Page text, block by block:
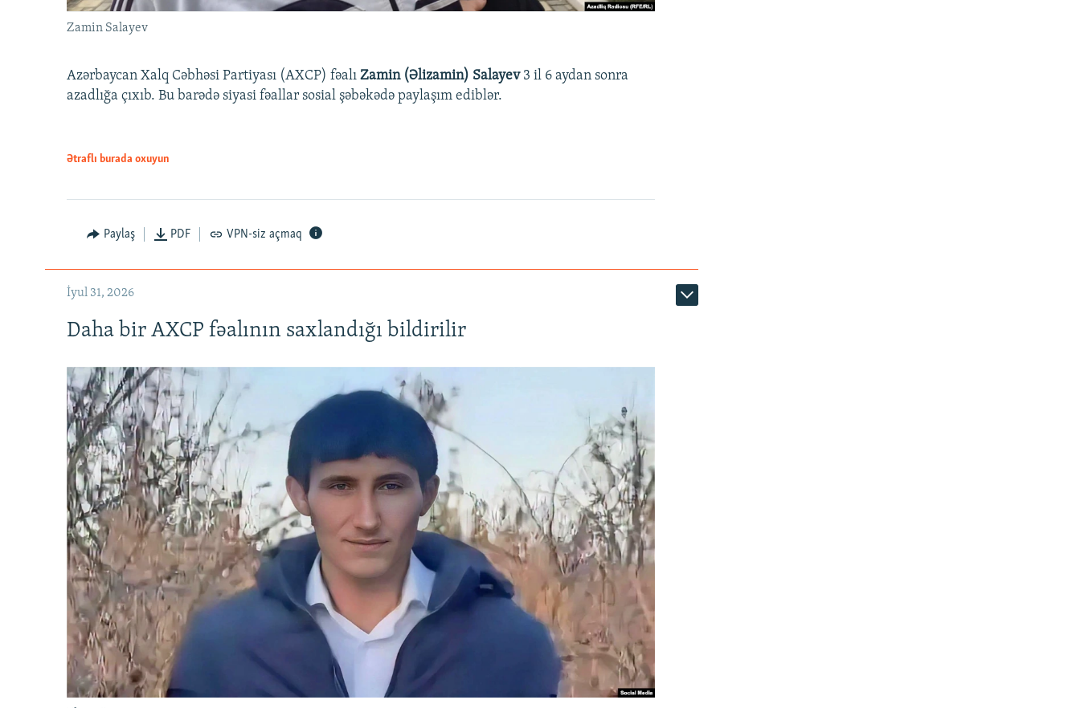
Zamin Salayev
Azərbaycan Xalq Cəbhəsi Partiyası (AXCP) fəalı Zamin (Əlizamin) Salayev 3 il 6 aydan sonra
azadlığa çıxıb. Bu barədə siyasi fəallar sosial şəbəkədə paylaşım ediblər.
Ətraflı burada oxuyun
Paylaş PDF VPN-siz açmaq
İyul 31, 2026
Daha bir AXCP fəalının saxlandığı bildirilir